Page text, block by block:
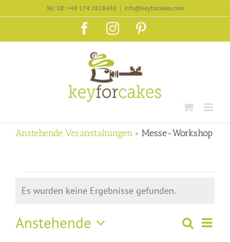
Inhalt
Tel: DE: +49 174 2828488 | info@keyforcakes.com
FacebookInstagram
Anstehende Veranstaltungen › Messe-Workshop
Veranstaltungen
Hinweis
Es wurden keine Ergebnisse gefunden.
Suche
Liste
Anstehende